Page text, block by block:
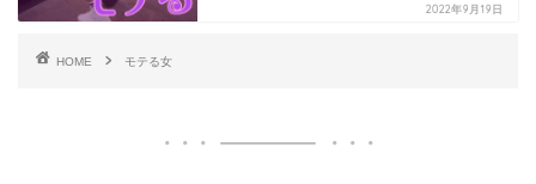
2022年9月19日
HOME モテる女